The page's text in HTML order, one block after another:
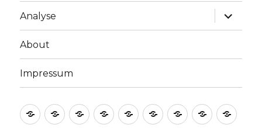
Analyse
About
Impressum
Welcome
Blog TranalytixTradingplan
MST19ARM
StrategieAnalyseAbout